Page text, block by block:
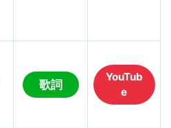
歌詞
YouTub
e